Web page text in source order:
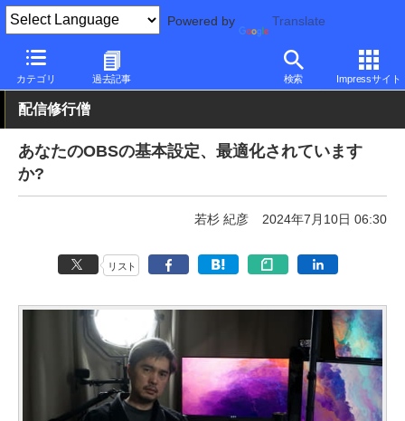
Powered by Translate
カテゴリ 過去記事 検索 Impressサイト
PC Watch ソフトウェア/アプリ 他ソフト/アプリ
配信修行僧
あなたのOBSの基本設定、最適化されています
か?
若杉 紀彦 2024年7月10日 06:30
リスト